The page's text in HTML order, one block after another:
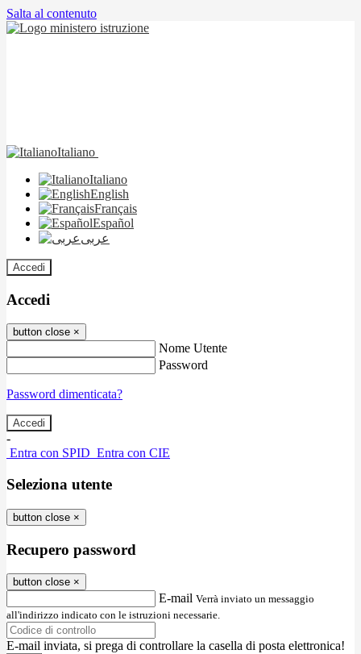
Salta al contenuto
Italiano
Italiano
English
Français
Español
عربى
Accedi
Accedi
button close ×
Nome Utente
Password
Password dimenticata?
-
Entra con SPID Entra con CIE
Seleziona utente
button close ×
Recupero password
button close ×
E-mail Verrà inviato un messaggio
all'indirizzo indicato con le istruzioni necessarie.
E-mail inviata, si prega di controllare la casella di posta elettronica!